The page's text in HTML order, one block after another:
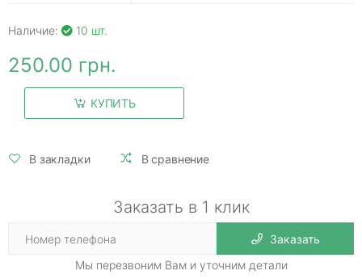
Наличие: 10 шт.
250.00 грн.
КУПИТЬ
В закладки В сравнение
Заказать в 1 клик
Заказать
Мы перезвоним Вам и уточним детали